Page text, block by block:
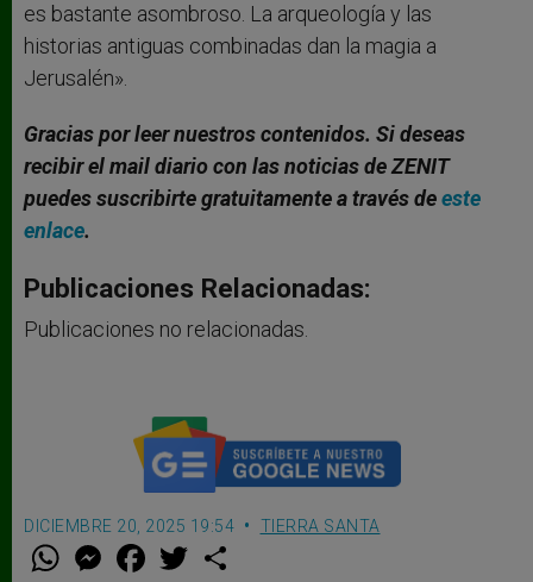
es bastante asombroso. La arqueología y las
historias antiguas combinadas dan la magia a
Jerusalén».
Gracias por leer nuestros contenidos. Si deseas
recibir el mail diario con las noticias de ZENIT
puedes suscribirte gratuitamente a través deeste
enlace.
Publicaciones Relacionadas:
Publicaciones no relacionadas.
DICIEMBRE 20, 2025 19:54 TIERRA SANTA
W M
e
F
a w